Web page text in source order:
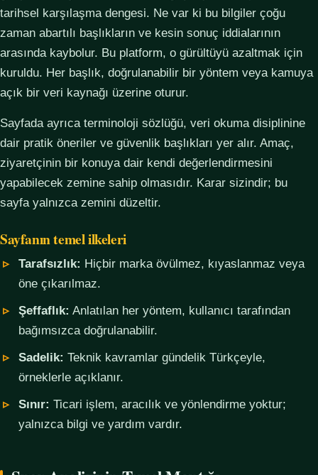
tarihsel karşılaşma dengesi. Ne var ki bu bilgiler çoğu
zaman abartılı başlıkların ve kesin sonuç iddialarının
arasında kaybolur. Bu platform, o gürültüyü azaltmak için
kuruldu. Her başlık, doğrulanabilir bir yöntem veya kamuya
açık bir veri kaynağı üzerine oturur.
Sayfada ayrıca terminoloji sözlüğü, veri okuma disiplinine
dair pratik öneriler ve güvenlik başlıkları yer alır. Amaç,
ziyaretçinin bir konuya dair kendi değerlendirmesini
yapabilecek zemine sahip olmasıdır. Karar sizindir; bu
sayfa yalnızca zemini düzeltir.
Sayfanın temel ilkeleri
Tarafsızlık: Hiçbir marka övülmez, kıyaslanmaz veya
öne çıkarılmaz.
Şeffaflık: Anlatılan her yöntem, kullanıcı tarafından
bağımsızca doğrulanabilir.
Sadelik: Teknik kavramlar gündelik Türkçeyle,
örneklerle açıklanır.
Sınır: Ticari işlem, aracılık ve yönlendirme yoktur;
yalnızca bilgi ve yardım vardır.